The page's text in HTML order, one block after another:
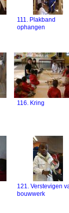
111. Plakband
ophangen
116. Kring
121. Verstevigen
bouwwerk